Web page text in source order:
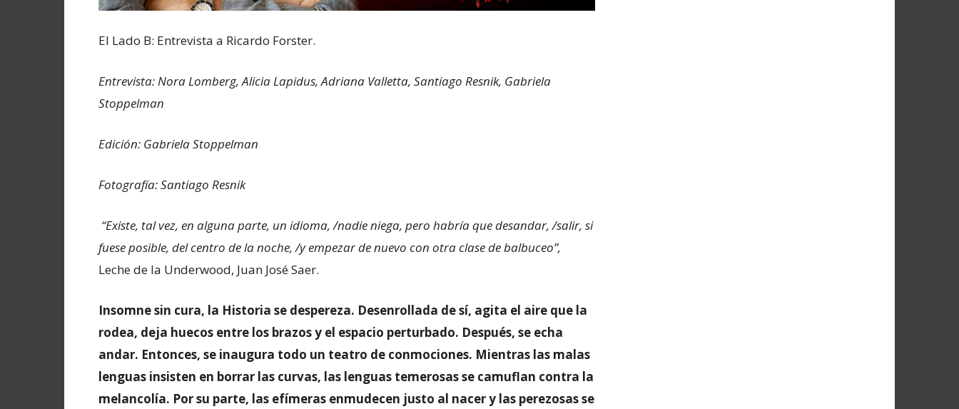
El Lado B: Entrevista a Ricardo Forster.
Entrevista: Nora Lomberg, Alicia Lapidus, Adriana Valletta, Santiago Resnik, Gabriela
Stoppelman
Edición: Gabriela Stoppelman
Fotografía: Santiago Resnik
“Existe, tal vez, en alguna parte, un idioma, /nadie niega, pero habría que desandar, /salir, si
fuese posible, del centro de la noche, /y empezar de nuevo con otra clase de balbuceo”,
Leche de la Underwood, Juan José Saer.
Insomne sin cura, la Historia se despereza. Desenrollada de sí, agita el aire que la
rodea, deja huecos entre los brazos y el espacio perturbado. Después, se echa
andar. Entonces, se inaugura todo un teatro de conmociones. Mientras las malas
lenguas insisten en borrar las curvas, las lenguas temerosas se camuflan contra la
melancolía. Por su parte, las efímeras enmudecen justo al nacer y las perezosas se